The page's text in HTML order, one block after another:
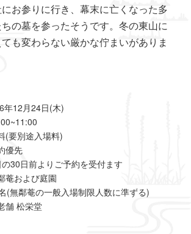
お参りに行き、幕末に亡くなった多
の墓を参ったそうです。冬の東山に
も変わらない厳かな佇まいがありま
12月24日(木)
別途入場料)
先
30日前よりご予約を受付ます
および庭園
鄰菴の一般入場制限人数に準ずる)
松栄堂